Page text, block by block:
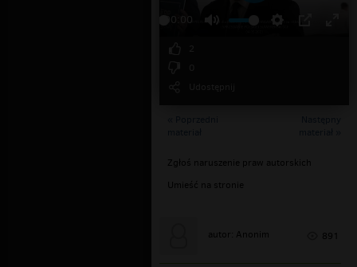
00:00
Zgłoś naruszenie praw autorskich
Umieść na stronie
autor: Anonim 891